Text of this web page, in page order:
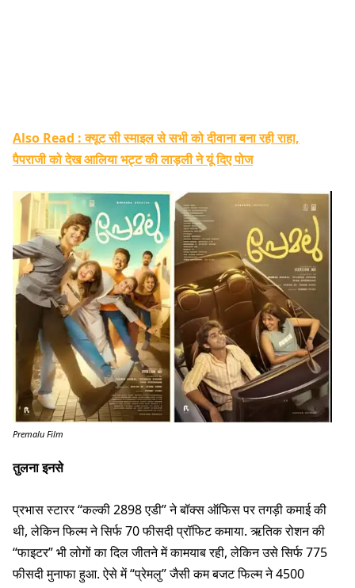
Also Read : क्यूट सी स्माइल से सभी को दीवाना बना रही राहा,
पैपराजी को देख आलिया भट्ट की लाड़ली ने यूं दिए पोज
Premalu Film
तुलना इनसे
प्रभास स्टारर “कल्की 2898 एडी” ने बॉक्स ऑफिस पर तगड़ी कमाई की
थी, लेकिन फिल्म ने सिर्फ 70 फीसदी प्रॉफिट कमाया. ऋतिक रोशन की
“फाइटर” भी लोगों का दिल जीतने में कामयाब रही, लेकिन उसे सिर्फ 775
फीसदी मुनाफा हुआ. ऐसे में “प्रेमलु” जैसी कम बजट फिल्म ने 4500